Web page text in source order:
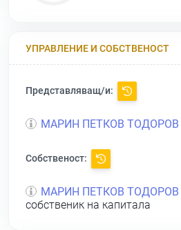
УПРАВЛЕНИЕ И СОБСТВЕНОСТ
Представляващ/и:
МАРИН ПЕТКОВ ТОДОРОВ
Собственост:
МАРИН ПЕТКОВ ТОДОРОВ
собственик на капитала